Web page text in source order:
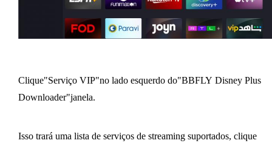
Clique"Serviço VIP"no lado esquerdo do"BBFLY Disney Plus
Downloader"janela.
Isso trará uma lista de serviços de streaming suportados, clique